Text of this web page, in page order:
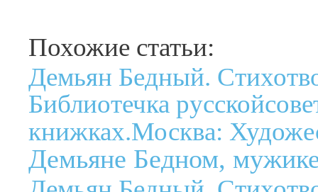
Похожие статьи:
Демьян Бедный.
Библиотечка
книжках.Москва:
Демьяне Бедном,